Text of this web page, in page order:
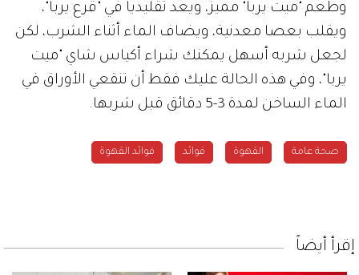
وطعم "ميت يربا" مميز، ويعد تقليدياً في "قرع يربا"،
ويقلب بعصا معدنية، ويضاف الماء أثناء الشرب، لكن
لجعل شربه أسهل يمكنك شراء أكياس شاي "ميت
يربا"، وفي هذه الحالة عليك فقط أن تنقعي الأوراق في
الماء الساخن لمدة 3-5 دقائق قبل شربها.
صحة عامة القهوة فوائد فوائد القهوة
إقرأ أيضاً